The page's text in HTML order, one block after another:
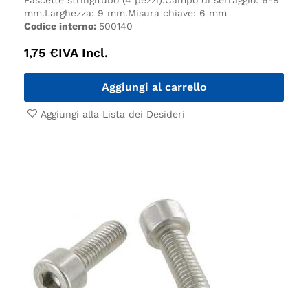
mm.Larghezza: 9 mm.Misura chiave: 6 mm
Codice interno: 500140
1,75 €IVA Incl.
Aggiungi al carrello
Aggiungi alla Lista dei Desideri